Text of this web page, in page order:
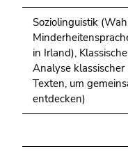
Soziolinguistik
in Irland),
Analyse
Texten, um
entdecken)